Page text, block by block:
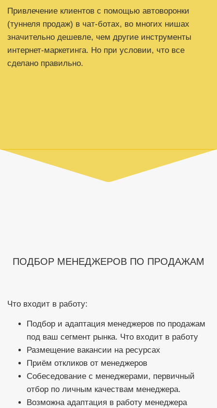
Привлечение клиентов с помощью автоворонки
(туннеля продаж) в чат-ботах, во многих нишах
значительно дешевле, чем другие инструменты
интернет-маркетинга. Но при условии, что все
сделано правильно.
ПОДБОР МЕНЕДЖЕРОВ ПО ПРОДАЖАМ
Что входит в работу:
Подбор и адаптация менеджеров по продажам
под ваш сегмент рынка. Что входит в работу
Размещение вакансии на ресурсах
Приём откликов от менеджеров
Собеседование с менеджерами, первичный
отбор по личным качествам менеджера.
Возможна адаптация в работу менеджера